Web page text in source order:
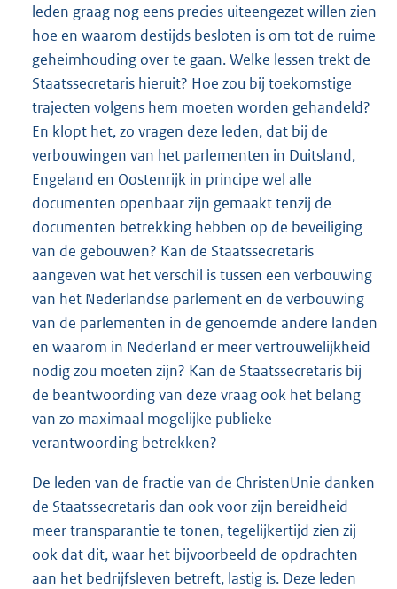
leden graag nog eens precies uiteengezet willen zien
hoe en waarom destijds besloten is om tot de ruime
geheimhouding over te gaan. Welke lessen trekt de
Staatssecretaris hieruit? Hoe zou bij toekomstige
trajecten volgens hem moeten worden gehandeld?
En klopt het, zo vragen deze leden, dat bij de
verbouwingen van het parlementen in Duitsland,
Engeland en Oostenrijk in principe wel alle
documenten openbaar zijn gemaakt tenzij de
documenten betrekking hebben op de beveiliging
van de gebouwen? Kan de Staatssecretaris
aangeven wat het verschil is tussen een verbouwing
van het Nederlandse parlement en de verbouwing
van de parlementen in de genoemde andere landen
en waarom in Nederland er meer vertrouwelijkheid
nodig zou moeten zijn? Kan de Staatssecretaris bij
de beantwoording van deze vraag ook het belang
van zo maximaal mogelijke publieke
verantwoording betrekken?
De leden van de fractie van de ChristenUnie danken
de Staatssecretaris dan ook voor zijn bereidheid
meer transparantie te tonen, tegelijkertijd zien zij
ook dat dit, waar het bijvoorbeeld de opdrachten
aan het bedrijfsleven betreft, lastig is. Deze leden